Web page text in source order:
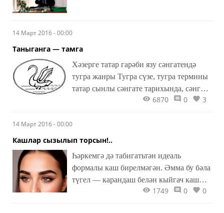
14 Март 2016 - 00:00
Таныганга — тамга
Хәзерге татар гарәби язу сәнгатендә
тугра жанры Тугра сүзе, тугра термины
татар сынлы сәнгате тарихында, сәнгать
белгечләренең тикшерүләрендә үткән
күренә башлады. Бу сүз совет чорында
чыккан сүзлекләрдә — ни рус, ни татар
революциягә кадәр басылган Евфрон-
Брокгауз сүзлегендә генә әлеге
терминга аңлатма бирелгән иде. Ә
6870 0 3
14 Март 2016 - 00:00
Кашлар сызылып торсын!..
Һәркемгә дә табигатьтән идеаль
формалы каш бирелмәгән. Әмма бу бәла
түгел — карандаш белән кыйгач каш
1749 0 0